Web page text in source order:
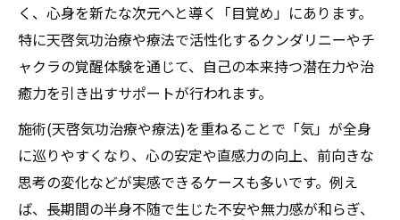
く、心身を新たな次元へと導く「目覚め」にあります。
特に天啓気功治療や療法で活性化するクンダリニーやチ
ャクラの覚醒体験を通じて、自己の本来持つ潜在力や治
癒力を引き出すサポートが行われます。
施術(天啓気功治療や療法)を重ねることで「気」が全身
に巡りやすくなり、心の安定や直感力の向上、前向きな
思考の変化などが実感できるケースも多いです。例え
ば、長期間の半身不随で生じた不安や無力感が和らぎ、